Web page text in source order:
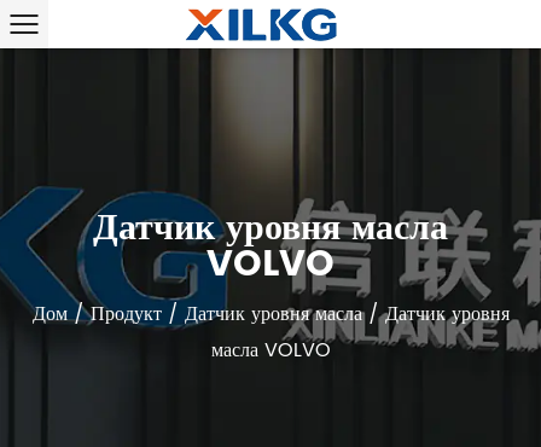
Датчик уровня масла
VOLVO
Дом/Продукт/ Датчик уровня масла/Датчик уровня
масла VOLVO